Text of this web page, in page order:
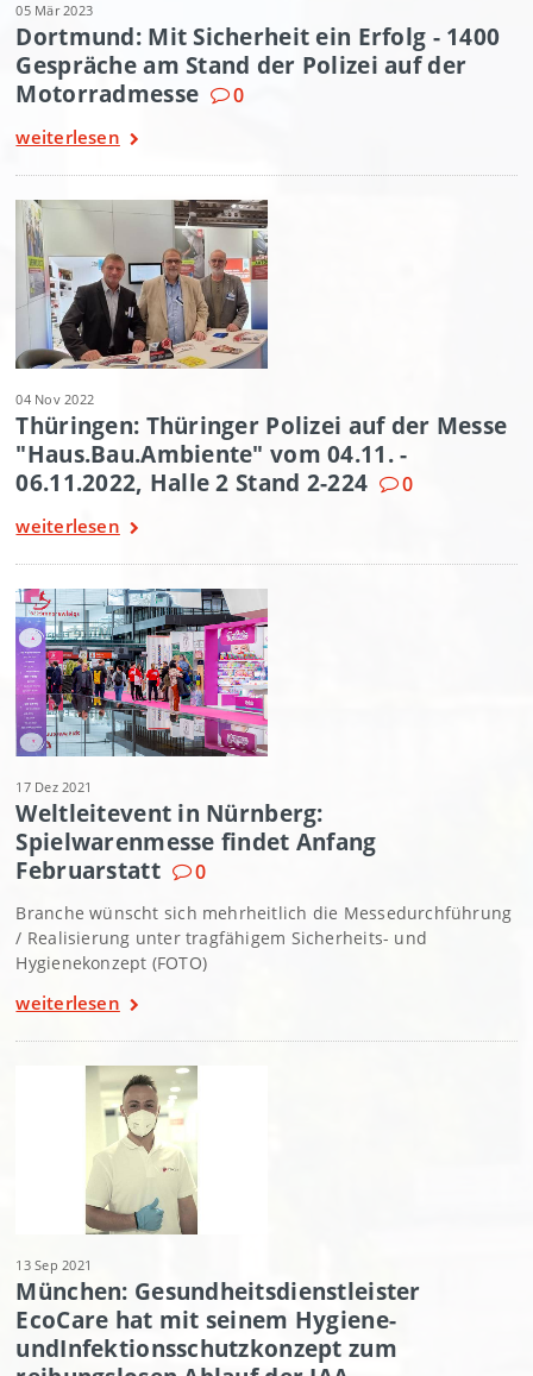
05 Mär 2023
Dortmund: Mit Sicherheit ein Erfolg - 1400
Gespräche am Stand der Polizei auf der
Motorradmesse
0
weiterlesen
04 Nov 2022
Thüringen: Thüringer Polizei auf der Messe
"Haus.Bau.Ambiente" vom 04.11. -
06.11.2022, Halle 2 Stand 2-224
0
weiterlesen
17 Dez 2021
Weltleitevent in Nürnberg:
Spielwarenmesse findet Anfang
Februarstatt
0
Branche wünscht sich mehrheitlich die Messedurchführung
/ Realisierung unter tragfähigem Sicherheits- und
Hygienekonzept (FOTO)
weiterlesen
13 Sep 2021
München: Gesundheitsdienstleister
EcoCare hat mit seinem Hygiene-
undInfektionsschutzkonzept zum